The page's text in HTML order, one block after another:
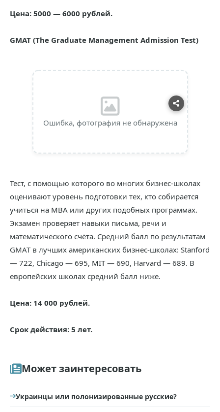
Цена: 5000 — 6000 рублей.
GMAT (The Graduate Management Admission Test)
Ошибка, фотография не обнаружена
Тест, с помощью которого во многих бизнес-школах
оценивают уровень подготовки тех, кто собирается
учиться на MBA или других подобных программах.
Экзамен проверяет навыки письма, речи и
математического счёта. Средний балл по результатам
GMAT в лучших американских бизнес-школах: Stanford
— 722, Chicago — 695, MIT — 690, Harvard — 689. В
европейских школах средний балл ниже.
Цена: 14 000 рублей.
Срок действия: 5 лет.
Может заинтересовать
Украинцы или полонизированные русские?